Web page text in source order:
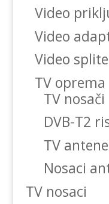
Video
Video
Video
TV oprema
TV nosači
DVB-T2
TV antene
Nosaci
TV nosaci